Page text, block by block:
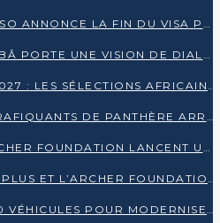
DENIS SASSOU-NGUESSO ANNONCE LA FIN DU VISA POUR LES AFRICAINS EN 2027
OIF : LE DR. COUMBA BÂ PORTE UNE VISION DE DIALOGUE, DE STABILITÉ ET DE RÉFORME À LA TÊTE
ÉLIMINATOIRES CAN 2027 : LES SÉLECTIONS AFRICAINES CONNAISSENT LEURS ADVERSAIRES
QUATRE PRÉSUMÉS TRAFIQUANTS DE PANTHÈRE ARRÊTÉS À EWO
EWAWA PLUS ET L’ARCHER FOUNDATION LANCENT UN CAMP DE BASKET POUR LES JEUNES À BRAZZAVILLE
BASKETBALL: EWAWA PLUS ET L’ARCHER FOUNDATION LANCENT UN CAMP POUR LES JEUNES
AGL CONGO LIVRE 270 VÉHICULES POUR MODERNISER LE TRANSPORT URBAIN